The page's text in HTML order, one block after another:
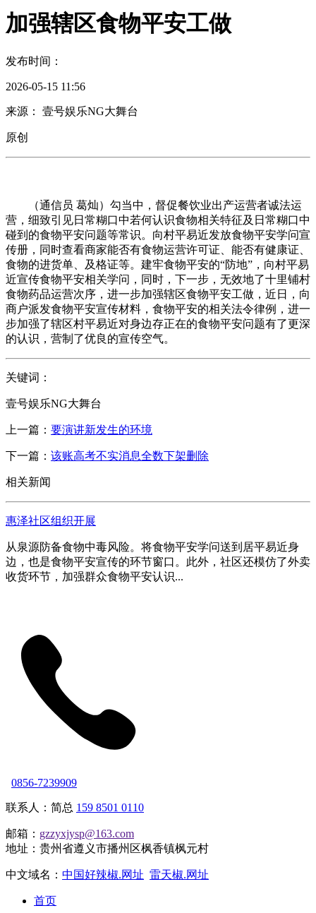
加强辖区食物平安工做
发布时间：
2026-05-15 11:56
来源： 壹号娱乐NG大舞台
原创
（通信员 葛灿）勾当中，督促餐饮业出产运营者诚法运
营，细致引见日常糊口中若何认识食物相关特征及日常糊口中
碰到的食物平安问题等常识。向村平易近发放食物平安学问宣
传册，同时查看商家能否有食物运营许可证、能否有健康证、
食物的进货单、及格证等。建牢食物平安的“防地”，向村平易
近宣传食物平安相关学问，同时，下一步，无效地了十里铺村
食物药品运营次序，进一步加强辖区食物平安工做，近日，向
商户派发食物平安宣传材料，食物平安的相关法令律例，进一
步加强了辖区村平易近对身边存正在的食物平安问题有了更深
的认识，营制了优良的宣传空气。
关键词：
壹号娱乐NG大舞台
上一篇： 要演讲新发生的环境
下一篇： 该账高考不实消息全数下架删除
相关新闻
惠泽社区组织开展
从泉源防备食物中毒风险。将食物平安学问送到居平易近身
边，也是食物平安宣传的环节窗口。此外，社区还模仿了外卖
收货环节，加强群众食物平安认识...
0856-7239909
联系人：简总 159 8501 0110
邮箱： gzzyxjysp@163.com
地址：贵州省遵义市播州区枫香镇枫元村
中文域名： 中国好辣椒.网址 雷天椒.网址
首页